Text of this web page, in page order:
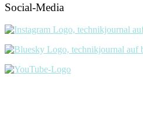
Social-Media